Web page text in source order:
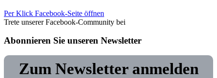
Per Klick Facebook-Seite öffnen
Trete unserer Facebook-Community bei
Abonnieren Sie unseren Newsletter
Zum Newsletter anmelden